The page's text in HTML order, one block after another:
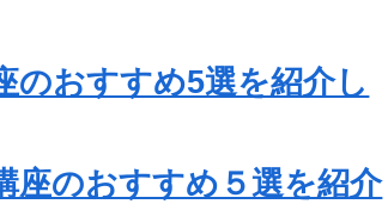
のおすすめ5選を紹介し
座のおすすめ５選を紹介